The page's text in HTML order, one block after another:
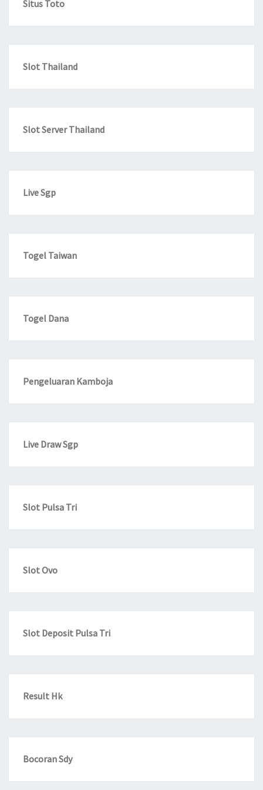
Situs Toto
Slot Thailand
Slot Server Thailand
Live Sgp
Togel Taiwan
Togel Dana
Pengeluaran Kamboja
Live Draw Sgp
Slot Pulsa Tri
Slot Ovo
Slot Deposit Pulsa Tri
Result Hk
Bocoran Sdy